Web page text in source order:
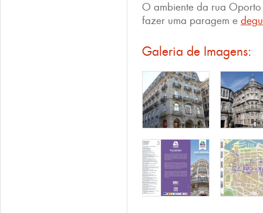
O ambiente da rua
fazer uma paragem e
Galeria de Imagens: